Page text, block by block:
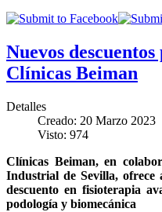
Nuevos
Clínicas Beiman
Detalles
Creado: 20 Marzo 2023
Visto: 974
Clínicas Beiman, en
Industrial de Sevilla, ofrece
descuento en fisioterapia
podología y biomecánica